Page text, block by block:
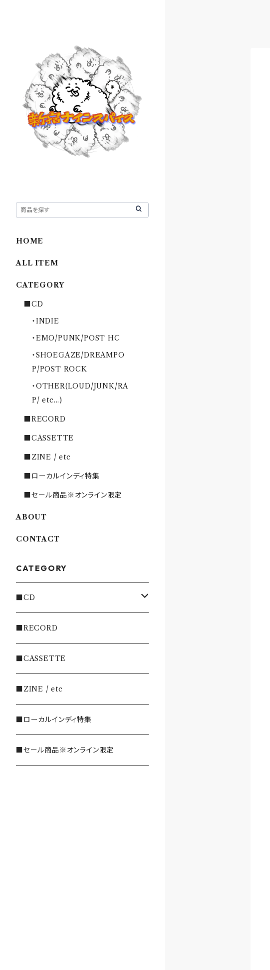
HOME
ALL ITEM
CATEGORY
■CD
・INDIE
・EMO/PUNK/POST HC
・SHOEGAZE/DREAMPO
P/POST ROCK
・OTHER(LOUD/JUNK/RA
P/ etc...)
■RECORD
■CASSETTE
■ZINE / etc
■ローカルインディ特集
■セール商品※オンライン限定
ABOUT
CONTACT
CATEGORY
■CD
・INDIE
・EMO/PUNK/POST HC
・SHOEGAZE/DREAMPOP/POST
ROCK
・OTHER(LOUD/JUNK/RAP/ et
c...)
■RECORD
■CASSETTE
■ZINE / etc
■ローカルインディ特集
■セール商品※オンライン限定